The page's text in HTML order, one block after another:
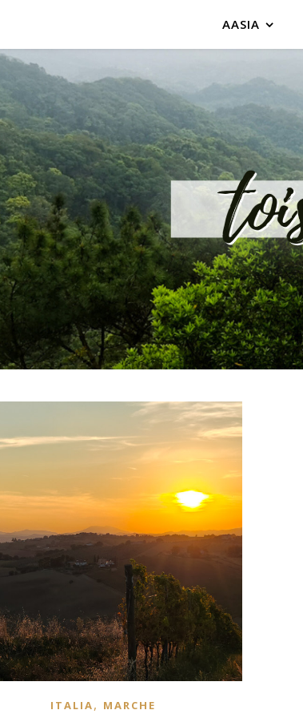
AASIA
ITALIA, MARCHE